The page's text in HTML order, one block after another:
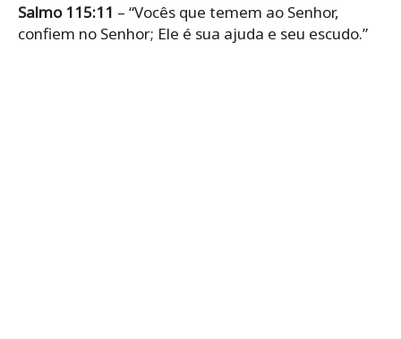
Salmo 115:11 – “Vocês que temem ao Senhor,
confiem no Senhor; Ele é sua ajuda e seu escudo.”